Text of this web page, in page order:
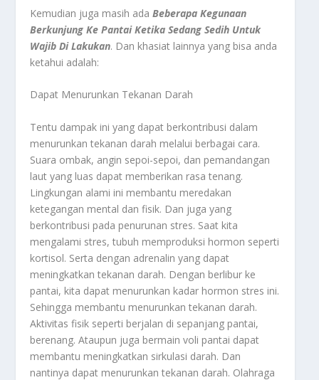
Kemudian juga masih adaBeberapa Kegunaan
Berkunjung Ke Pantai Ketika Sedang Sedih Untuk
Wajib Di Lakukan. Dan khasiat lainnya yang bisa anda
ketahui adalah:
Dapat Menurunkan Tekanan Darah
Tentu dampak ini yang dapat berkontribusi dalam
menurunkan tekanan darah melalui berbagai cara.
Suara ombak, angin sepoi-sepoi, dan pemandangan
laut yang luas dapat memberikan rasa tenang.
Lingkungan alami ini membantu meredakan
ketegangan mental dan fisik. Dan juga yang
berkontribusi pada penurunan stres. Saat kita
mengalami stres, tubuh memproduksi hormon seperti
kortisol. Serta dengan adrenalin yang dapat
meningkatkan tekanan darah. Dengan berlibur ke
pantai, kita dapat menurunkan kadar hormon stres ini.
Sehingga membantu menurunkan tekanan darah.
Aktivitas fisik seperti berjalan di sepanjang pantai,
berenang. Ataupun juga bermain voli pantai dapat
membantu meningkatkan sirkulasi darah. Dan
nantinya dapat menurunkan tekanan darah. Olahraga